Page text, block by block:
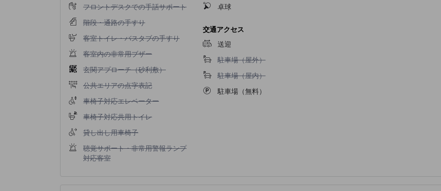
フロントデスクでの手話サポート不可
フロントデスクでの手話サポート
階段・通路の手すり不可
階段・通路の手すり
客室トイレ・バスタブの手すり不可
客室トイレ・バスタブの手すり
客室内の非常用ブザー不可
客室内の非常用ブザー
玄関アプローチ（砂利敷）不可
玄関アプローチ（砂利敷）
公共エリアの点字表記不可
公共エリアの点字表記
車椅子対応エレベーター不可
車椅子対応エレベーター
車椅子対応共用トイレ不可
車椅子対応共用トイレ
貸し出し用車椅子不可
貸し出し用車椅子
聴覚サポート・非常用警報ランプ対応客室不可
聴覚サポート・非常用警報ランプ
対応客室
卓球
交通アクセス
送迎
駐車場（屋外）不可
駐車場（屋外）
駐車場（屋内）不可
駐車場（屋内）
駐車場（無料）